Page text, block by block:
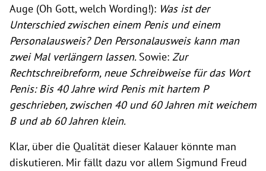
Auge (Oh Gott, welch Wording!): Was ist der
Unterschied zwischen einem Penis und einem
Personalausweis? Den Personalausweis kann man
zwei Mal verlängern lassen. Sowie: Zur
Rechtschreibreform, neue Schreibweise für das Wort
Penis: Bis 40 Jahre wird Penis mit hartem P
geschrieben, zwischen 40 und 60 Jahren mit weichem
B und ab 60 Jahren klein.
Klar, über die Qualität dieser Kalauer könnte man
diskutieren. Mir fällt dazu vor allem Sigmund Freud